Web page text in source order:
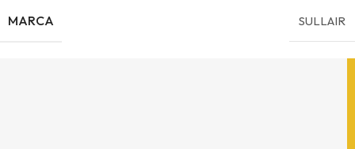
MARCA SULLAIR